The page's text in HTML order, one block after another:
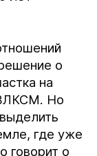
о
на
Но
где уже
говорит о